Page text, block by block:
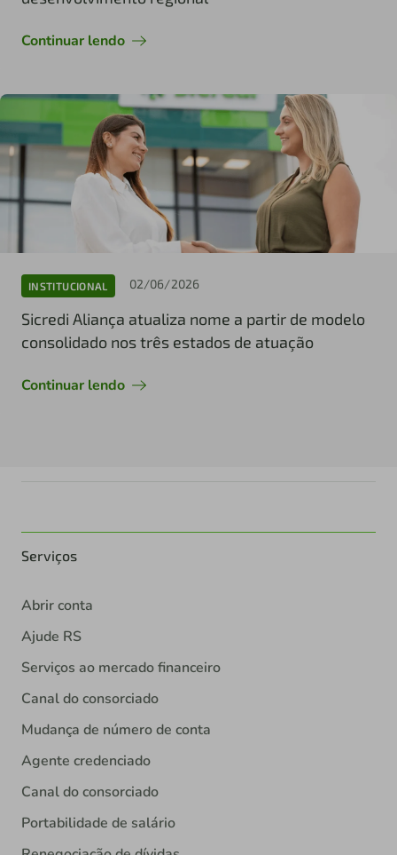
Continuar lendo
INSTITUCIONAL 02/06/2026
Sicredi Aliança atualiza nome a partir de modelo
consolidado nos três estados de atuação
Continuar lendo
Serviços
Abrir conta
Ajude RS
Serviços ao mercado financeiro
Canal do consorciado
Mudança de número de conta
Agente credenciado
Canal do consorciado
Portabilidade de salário